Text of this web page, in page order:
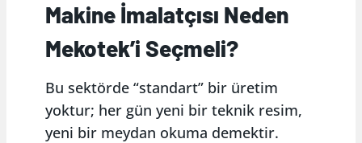
Makine İmalatçısı Neden
Mekotek’i Seçmeli?
Bu sektörde “standart” bir üretim
yoktur; her gün yeni bir teknik resim,
yeni bir meydan okuma demektir.